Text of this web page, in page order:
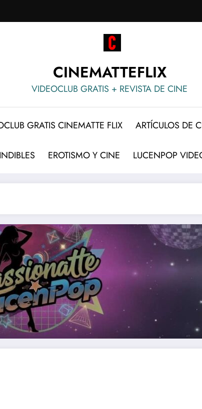
CINEMATTEFLIX
VIDEOCLUB GRATIS + REVISTA DE CINE
GRATIS CINEMATTE FLIX ARTÍCULOS DE
EROTISMO Y CINE LUCENPOP